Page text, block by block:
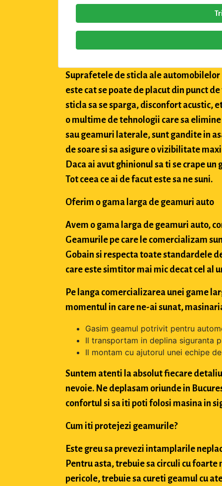
Suprafetele de sticla ale automobilelor
este cat se poate de placut din punct
sticla sa se sparga, disconfort acustic,
o multime de tehnologii care sa
sau geamuri laterale, sunt gandite in
de soare si sa asigure o vizibilitate
Daca ai avut ghinionul sa ti se crape
Tot ceea ce ai de facut este sa ne suni.
Oferim o gama larga de geamuri auto
Avem o gama larga de geamuri auto,
Geamurile pe care le comercializam
Gobain si respecta toate standardele
care este simtitor mai mic decat cel al
Pe langa comercializarea unei game
momentul in care ne-ai sunat,
Gasim geamul potrivit pentru
Il transportam in deplina siguranta
Il montam cu ajutorul unei echipe
Suntem atenti la absolut fiecare
nevoie. Ne deplasam oriunde in
confortul si sa iti poti folosi masina in
Cum iti protejezi geamurile?
Este greu sa prevezi intamplarile
Pentru asta, trebuie sa circuli cu
pericole, trebuie sa cureti geamul cu